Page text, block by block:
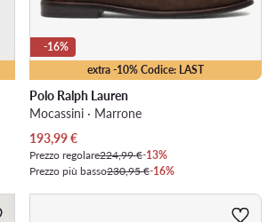
extra -10% Codice: LAST
-16%
Polo Ralph Lauren
Mocassini · Marrone
Prezzo attuale
193,99€
Prezzo regolare224,99 €-13%
Prezzo più basso230,95 €-16%